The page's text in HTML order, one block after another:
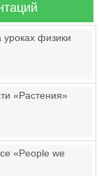
уроках физики
«Растения»
«People we